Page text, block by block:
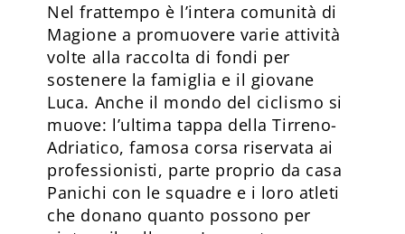
Nel frattempo è l’intera comunità di
Magione a promuovere varie attività
volte alla raccolta di fondi per
sostenere la famiglia e il giovane
Luca. Anche il mondo del ciclismo si
muove: l’ultima tappa della Tirreno-
Adriatico, famosa corsa riservata ai
professionisti, parte proprio da casa
Panichi con le squadre e i loro atleti
che donano quanto possono per